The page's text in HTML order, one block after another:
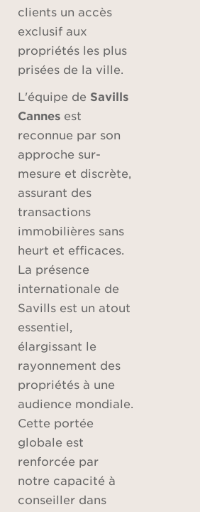
clients un accès
exclusif aux
propriétés les plus
prisées de la ville.
L'équipe de Savills
Cannes est
reconnue par son
approche sur-
mesure et discrète,
assurant des
transactions
immobilières sans
heurt et efficaces.
La présence
internationale de
Savills est un atout
essentiel,
élargissant le
rayonnement des
propriétés à une
audience mondiale.
Cette portée
globale est
renforcée par
notre capacité à
conseiller dans